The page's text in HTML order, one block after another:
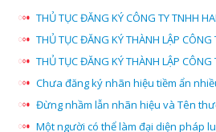
THỦ TỤC ĐĂNG KÝ CÔNG TY TNHH
THỦ TỤC ĐĂNG KÝ THÀNH LẬP CÔNG
THỦ TỤC ĐĂNG KÝ THÀNH LẬP CÔNG
Chưa đăng ký nhãn hiệu tiềm ẩn
Đừng nhầm lẫn nhãn hiệu và Tên
Một người có thể làm đại diện pháp